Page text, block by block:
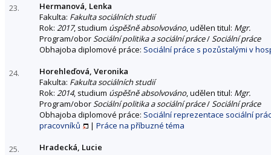
23.
Hermanová, Lenka
Fakulta: Fakulta sociálních studií
Rok: 2017, studium úspěšně absolvováno, udělen titul: Mgr.
Program/oborSociální politika a sociální práce/Sociální práce
Obhajoba diplomové práce: Sociální práce s pozůstalými v
24.
Horehleďová, Veronika
Fakulta: Fakulta sociálních studií
Rok: 2014, studium úspěšně absolvováno, udělen titul: Mgr.
Program/oborSociální politika a sociální práce/Sociální práce
Obhajoba diplomové práce: Sociální reprezentace sociální
pracovníků
| Práce na příbuzné téma
25.
Hradecká, Lucie